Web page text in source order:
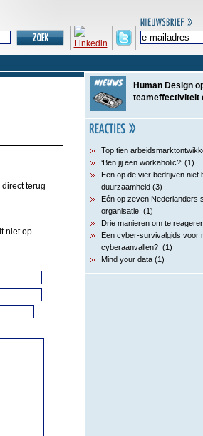
terug
niet op
Human Design
teameffectiviteit
Top tien
‘Ben jij een workaholic?’ (1)
Een op de vier bedrijven niet
duurzaamheid (3)
Eén op zeven Nederlanders
organisatie (1)
Drie manieren om te
Een cyber-survivalgids voor
cyberaanvallen? (1)
Mind your data (1)